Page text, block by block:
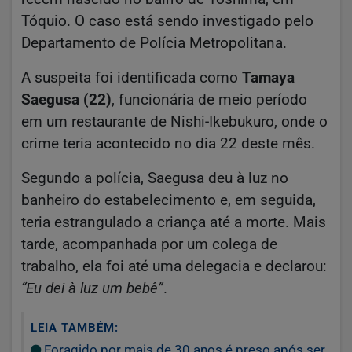
Tóquio. O caso está sendo investigado pelo
Departamento de Polícia Metropolitana.
A suspeita foi identificada como Tamaya
Saegusa (22), funcionária de meio período
em um restaurante de Nishi-Ikebukuro, onde o
crime teria acontecido no dia 22 deste mês.
Segundo a polícia, Saegusa deu à luz no
banheiro do estabelecimento e, em seguida,
teria estrangulado a criança até a morte. Mais
tarde, acompanhada por um colega de
trabalho, ela foi até uma delegacia e declarou:
“Eu dei à luz um bebê”.
LEIA TAMBÉM: